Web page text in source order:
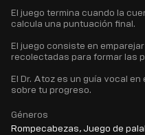
El juego termina cuando la
calcula una puntuación final.
El juego consiste en
recolectadas para formar las
El Dr. Atoz es un guía vocal
sobre tu progreso.
Géneros
Rompecabezas, Juego de